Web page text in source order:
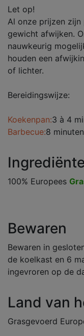
Let op!
Al onze prijzen zijn
gewicht afwijken.
nauwkeurig
houden een
of lichter.
Bereidingswijze:
Koekenpan:3 à 4
Barbecue:8 minuten
100% Europees
Bewaren
Bewaren in
de koelkast en 6
ingevroren op de
Land van
Grasgevoerd